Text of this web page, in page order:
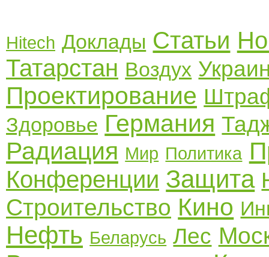
Hitech Доклады Статьи
Татарстан Воздух
Проектирование
Здоровье Германия
Радиация Мир Политика
Конференции Защита
Строительство Кино
Нефть Беларусь Лес